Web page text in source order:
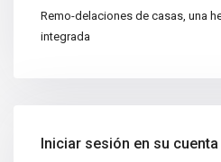
Remo-delaciones de casas, una
integrada
Iniciar sesión en su cuenta
Casa|Quinta(11)
Casas(86)
Lotes y Terrenos(65)